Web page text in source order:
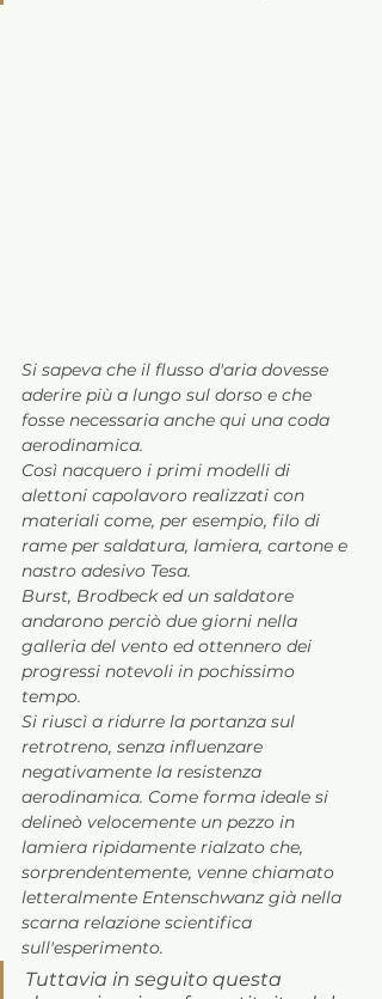
Si sapeva che il flusso d'aria dovesse
aderire più a lungo sul dorso e che
fosse necessaria anche qui una coda
aerodinamica.
Così nacquero i primi modelli di
alettoni capolavoro realizzati con
materiali come, per esempio, filo di
rame per saldatura, lamiera, cartone e
nastro adesivo Tesa.
Burst, Brodbeck ed un saldatore
andarono perciò due giorni nella
galleria del vento ed ottennero dei
progressi notevoli in pochissimo
tempo.
Si riuscì a ridurre la portanza sul
retrotreno, senza influenzare
negativamente la resistenza
aerodinamica. Come forma ideale si
delineò velocemente un pezzo in
lamiera ripidamente rialzato che,
sorprendentemente, venne chiamato
letteralmente Entenschwanz già nella
scarna relazione scientifica
sull'esperimento.
Tuttavia in seguito questa